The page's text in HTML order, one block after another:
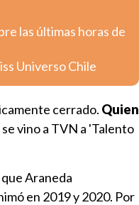
las últimas horas de
Universo Chile
cerrado. Quien
vino a TVN a 'Talento
Araneda
en 2019 y 2020. Por